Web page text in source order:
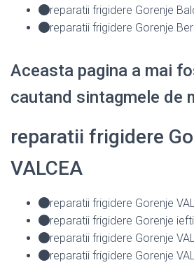
reparatii frigidere Gorenje
reparatii frigidere Gorenje
Aceasta pagina a mai
cautand sintagmele de
reparatii frigidere
VALCEA
reparatii frigidere Gorenje
reparatii frigidere Gorenje
reparatii frigidere Gorenje
reparatii frigidere Gorenje